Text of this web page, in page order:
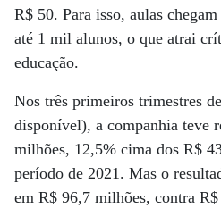
R$ 50. Para isso, aulas
até 1 mil alunos, o que atrai
educação.
Nos três primeiros trimestres
disponível), a companhia teve
milhões, 12,5% cima dos R$
período de 2021. Mas o
em R$ 96,7 milhões, contra